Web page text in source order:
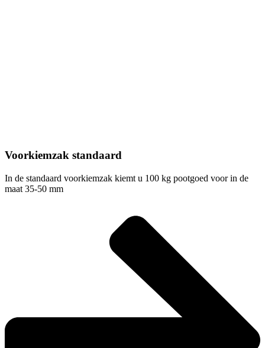
Voorkiemzak standaard
In de standaard voorkiemzak kiemt u 100 kg pootgoed voor in de
maat 35-50 mm